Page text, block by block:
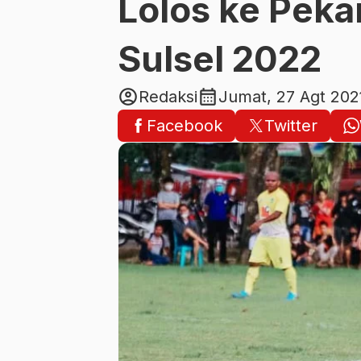
Lolos ke
Sulsel 2022
account_circleRedaksicalendar_monthJumat, 27 Agt
Facebook
Twitter